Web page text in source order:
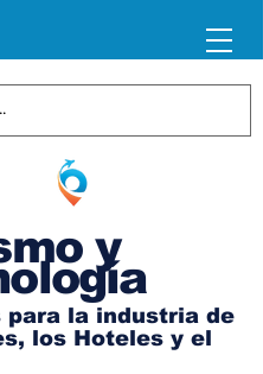
y
para la industria de
los Hoteles y el